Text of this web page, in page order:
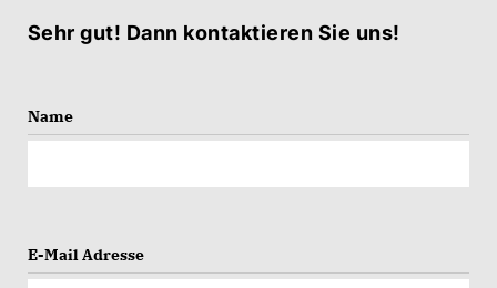
Sehr gut! Dann kontaktieren Sie uns!
Name
E-Mail Adresse